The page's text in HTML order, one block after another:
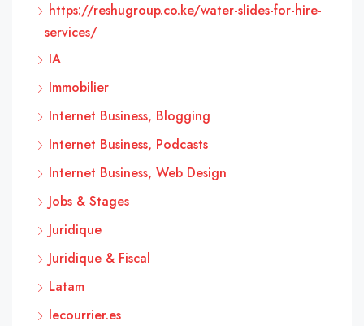
https://reshugroup.co.ke/water-slides-for-hire-
services/
IA
Immobilier
Internet Business, Blogging
Internet Business, Podcasts
Internet Business, Web Design
Jobs & Stages
Juridique
Juridique & Fiscal
Latam
lecourrier.es